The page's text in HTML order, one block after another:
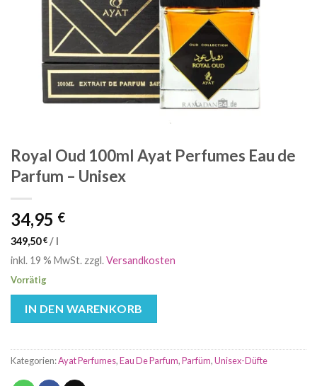
Royal Oud 100ml Ayat Perfumes Eau de
Parfum – Unisex
34,95 €
349,50€ / l
inkl. 19 % MwSt. zzgl.Versandkosten
Vorrätig
IN DEN WARENKORB
Kategorien:Ayat Perfumes,Eau De Parfum,Parfüm,Unisex-Düfte